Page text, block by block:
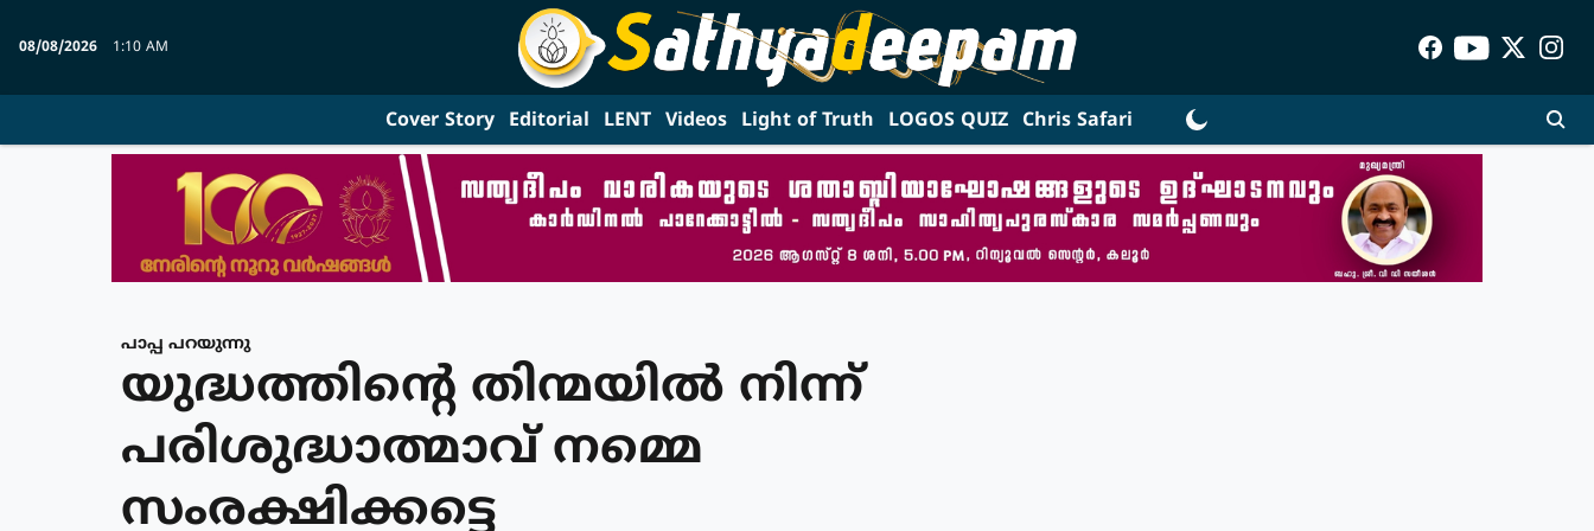
08/08/2026 1:10 AM
Cover Story Editorial LENT Videos Light of Truth LOGOS QUIZ Chris Safari
പാപ്പ പറയുന്നു
യുദ്ധത്തിന്റെ തിന്മയില്‍ നിന്ന്
പരിശുദ്ധാത്മാവ് നമ്മെ
സംരക്ഷിക്കട്ടെ